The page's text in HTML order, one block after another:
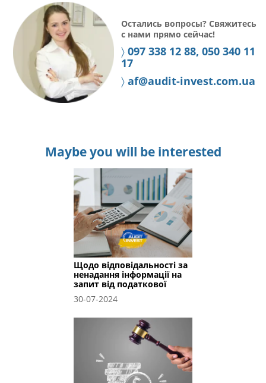
Остались вопросы? Свяжитесь
с нами прямо сейчас!
〉 097 338 12 88, 050 340 11
17
〉 af@audit-invest.com.ua
Maybe you will be interested
Щодо відповідальності за
ненадання інформації на
запит від податкової
30-07-2024